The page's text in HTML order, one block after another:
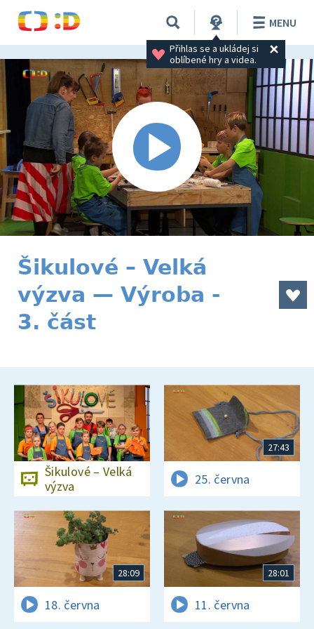
Přihlas se a ukládej si
oblíbené hry a videa.
MENU
Šikulové – Velká
výzva — Výroba -
3. část
Šikulové – Velká
výzva
27:43
25. června
28:09
18. června
28:01
11. června